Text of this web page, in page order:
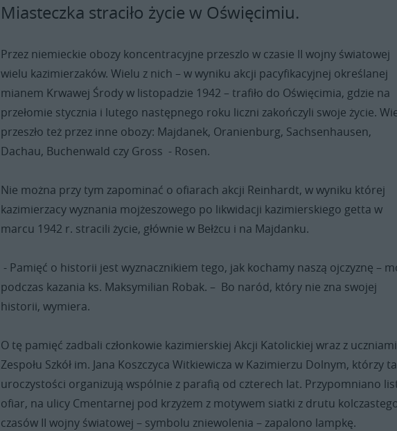
Miasteczka straciło życie w Oświęcimiu.
Przez niemieckie obozy koncentracyjne przeszlo w czasie II wojny światowej
wielu kazimierzaków. Wielu z nich – w wyniku akcji pacyfikacyjnej określanej
mianem Krwawej Środy w listopadzie 1942 – trafiło do Oświęcimia, gdzie na
przełomie stycznia i lutego następnego roku liczni zakończyli swoje życie.
przeszło też przez inne obozy: Majdanek, Oranienburg, Sachsenhausen,
Dachau, Buchenwald czy Gross - Rosen.
Nie można przy tym zapominać o ofiarach akcji Reinhardt, w wyniku której
kazimierzacy wyznania mojżeszowego po likwidacji kazimierskiego getta w
marcu 1942 r. stracili życie, głównie w Bełżcu i na Majdanku.
- Pamięć o historii jest wyznacznikiem tego, jak kochamy naszą ojczyznę –
podczas kazania ks. Maksymilian Robak. – Bo naród, który nie zna swojej
historii, wymiera.
O tę pamięć zadbali członkowie kazimierskiej Akcji Katolickiej wraz z uczniami
Zespołu Szkół im. Jana Koszczyca Witkiewicza w Kazimierzu Dolnym, którzy
uroczystości organizują wspólnie z parafią od czterech lat. Przypomniano
ofiar, na ulicy Cmentarnej pod krzyżem z motywem siatki z drutu
czasów II wojny światowej – symbolu zniewolenia – zapalono lampkę.